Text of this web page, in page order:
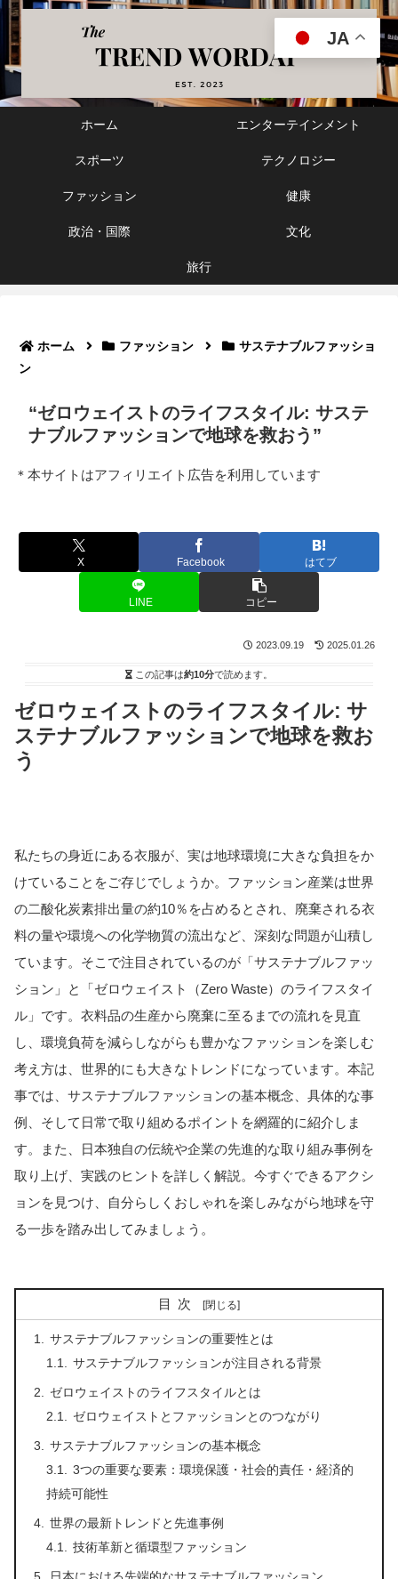
ホーム エンターテインメント
スポーツ テクノロジー
ファッション 健康
政治・国際 文化
旅行
ホーム ファッション
サステナブルファッショ
ン
“ゼロウェイストのライフスタイル: サステ
ナブルファッションで地球を救おう”
＊本サイトはアフィリエイト広告を利用しています
X Facebook はてブ
LINE コピー
2023.09.19 2025.01.26
この記事は約10分で読めます。
ゼロウェイストのライフスタイル: サ
ステナブルファッションで地球を救お
う
私たちの身近にある衣服が、実は地球環境に大きな負担をか
けていることをご存じでしょうか。ファッション産業は世界
の二酸化炭素排出量の約10％を占めるとされ、廃棄される衣
料の量や環境への化学物質の流出など、深刻な問題が山積し
ています。そこで注目されているのが「サステナブルファッ
ション」と「ゼロウェイスト（Zero Waste）のライフスタイ
ル」です。衣料品の生産から廃棄に至るまでの流れを見直
し、環境負荷を減らしながらも豊かなファッションを楽しむ
考え方は、世界的にも大きなトレンドになっています。本記
事では、サステナブルファッションの基本概念、具体的な事
例、そして日常で取り組めるポイントを網羅的に紹介しま
す。また、日本独自の伝統や企業の先進的な取り組み事例を
取り上げ、実践のヒントを詳しく解説。今すぐできるアクシ
ョンを見つけ、自分らしくおしゃれを楽しみながら地球を守
る一歩を踏み出してみましょう。
目次
サステナブルファッションの重要性とは
サステナブルファッションが注目される背景
ゼロウェイストのライフスタイルとは
ゼロウェイストとファッションとのつながり
サステナブルファッションの基本概念
3つの重要な要素：環境保護・社会的責任・経済的
持続可能性
世界の最新トレンドと先進事例
技術革新と循環型ファッション
JA